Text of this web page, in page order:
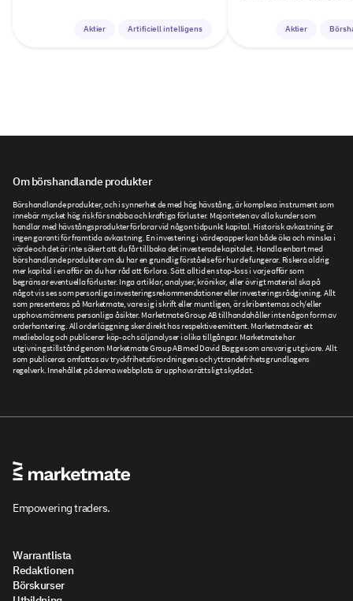
Aktier Artificiell intelligens Aktier
Om börshandlande produkter
Börshandlande produkter, och i synnerhet de med hög hävstång, är komplexa instrument som
innebär mycket hög risk för snabba och kraftiga förluster. Majoriteten av alla kunder som
handlar med hävstångsprodukter förlorar vid någon tidpunkt kapital. Historisk avkastning är
ingen garanti för framtida avkastning. En investering i värdepapper kan både öka och minska i
värde och det är inte säkert att du får tillbaka det investerade kapitalet. Handla enbart med
börshandlande produkter om du har en grundlig förståelse för hur de fungerar. Riskera aldrig
mer kapital i en affär än du har råd att förlora. Sätt alltid en stop-loss i varje affär som
begränsar eventuella förluster. Inga artiklar, analyser, krönikor, eller övrigt material ska på
något vis ses som personliga investeringsrekommendationer eller investeringsrådgivning. Allt
som presenteras på Marketmate, vare sig i skrift eller muntligen, är skribenternas och/eller
upphovsmännens personliga åsikter. Marketmate Group AB tillhandahåller inte någon form av
orderhantering. All orderläggning sker direkt hos respektive emittent. Marketmate är ett
mediebolag och publicerar köp- och säljanalyser i olika tillgångar. Marketmate har
utgivningstillstånd genom Marketmate Group AB med David Bagge som ansvarig utgivare. Allt
som publiceras omfattas av tryckfrihetsförordningens och yttrandefrihetsgrundlagens
regelverk. Innehållet på denna webbplats är upphovsrättsligt skyddat.
Empowering traders.
Warrantlista
Redaktionen
Börskurser